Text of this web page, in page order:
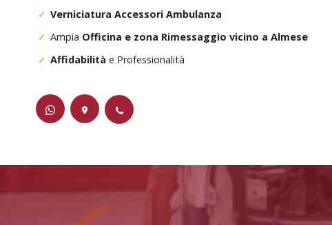
Verniciatura Accessori Ambulanza
Ampia Officina e zona Rimessaggio vicino a Almese
Affidabilità e Professionalità